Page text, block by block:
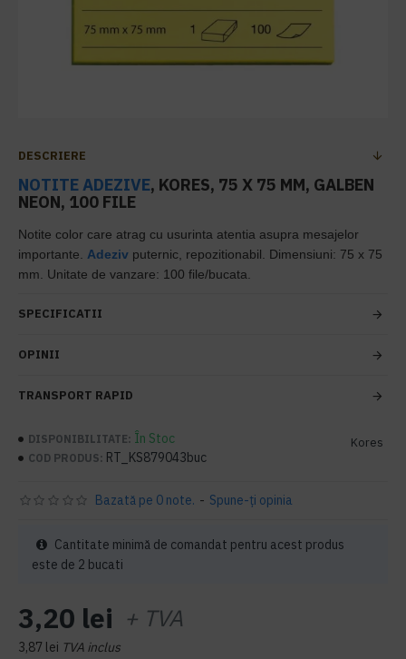
DESCRIERE
NOTITE ADEZIVE, KORES, 75 X 75 MM, GALBEN
NEON, 100 FILE
Notite color care atrag cu usurinta atentia asupra mesajelor
importante. Adeziv puternic, repozitionabil. Dimensiuni: 75 x 75
mm. Unitate de vanzare: 100 file/bucata.
SPECIFICATII
OPINII
TRANSPORT RAPID
DISPONIBILITATE: În Stoc
COD PRODUS: RT_KS879043buc
Kores
Bazată pe 0 note. - Spune-ţi opinia
3,20 lei + TVA
3,87 lei TVA inclus
Cantitate minimă de comandat pentru acest produs
este de 2 bucati